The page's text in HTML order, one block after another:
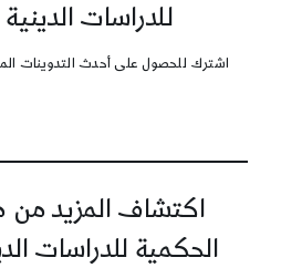
للدراسات
اشترك للحصول على أحدث التدوينات
اكتشاف المزيد من
الحكمية للدراسات